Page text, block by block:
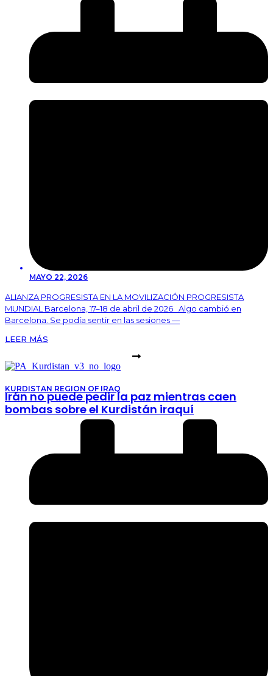
MAYO 22, 2026
ALIANZA PROGRESISTA EN LA MOVILIZACIÓN PROGRESISTA
MUNDIAL Barcelona, 17–18 de abril de 2026 Algo cambió en
Barcelona. Se podía sentir en las sesiones —
LEER MÁS
KURDISTAN REGION OF IRAQ
Irán no puede pedir la paz mientras caen
bombas sobre el Kurdistán iraquí